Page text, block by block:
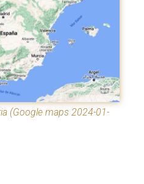
(Google maps 2024-01-